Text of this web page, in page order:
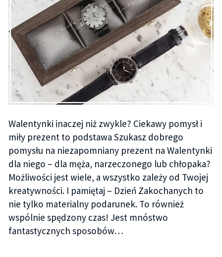
Walentynki inaczej niż zwykle? Ciekawy pomysł i
miły prezent to podstawa Szukasz dobrego
pomysłu na niezapomniany prezent na Walentynki
dla niego – dla męża, narzeczonego lub chłopaka?
Możliwości jest wiele, a wszystko zależy od Twojej
kreatywności. I pamiętaj – Dzień Zakochanych to
nie tylko materialny podarunek. To również
wspólnie spędzony czas! Jest mnóstwo
fantastycznych sposobów…